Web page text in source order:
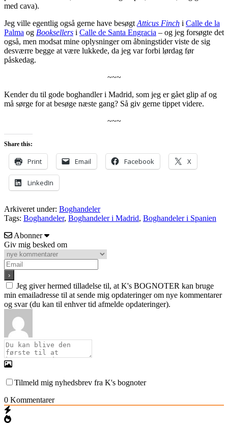
med cava).
Jeg ville egentlig også gerne have besøgt Atticus Finch i Calle de la
Palma og Booksellers i Calle de Santa Engracia – og jeg forsøgte det
også, men modsat mine oplysninger om åbningstider viste de sig
desværre begge at være lukkede, da jeg var forbi lørdag før
påskedag.
~~~
Kender du til gode boghandler i Madrid, som jeg er gået glip af og
må sørge for at besøge næste gang? Så giv gerne tippet videre.
~~~
Share this:
Print Email Facebook X
LinkedIn
Arkiveret under: Boghandeler
Tags: Boghandeler, Boghandeler i Madrid, Boghandeler i Spanien
Abonner
Giv mig besked om
Jeg giver hermed tilladelse til, at K's BOGNOTER kan bruge
min emailadresse til at sende mig opdateringer om nye kommentarer
og svar (du kan til enhver tid afmelde opdateringer).
Tilmeld mig nyhedsbrev fra K's bognoter
0 Kommentarer